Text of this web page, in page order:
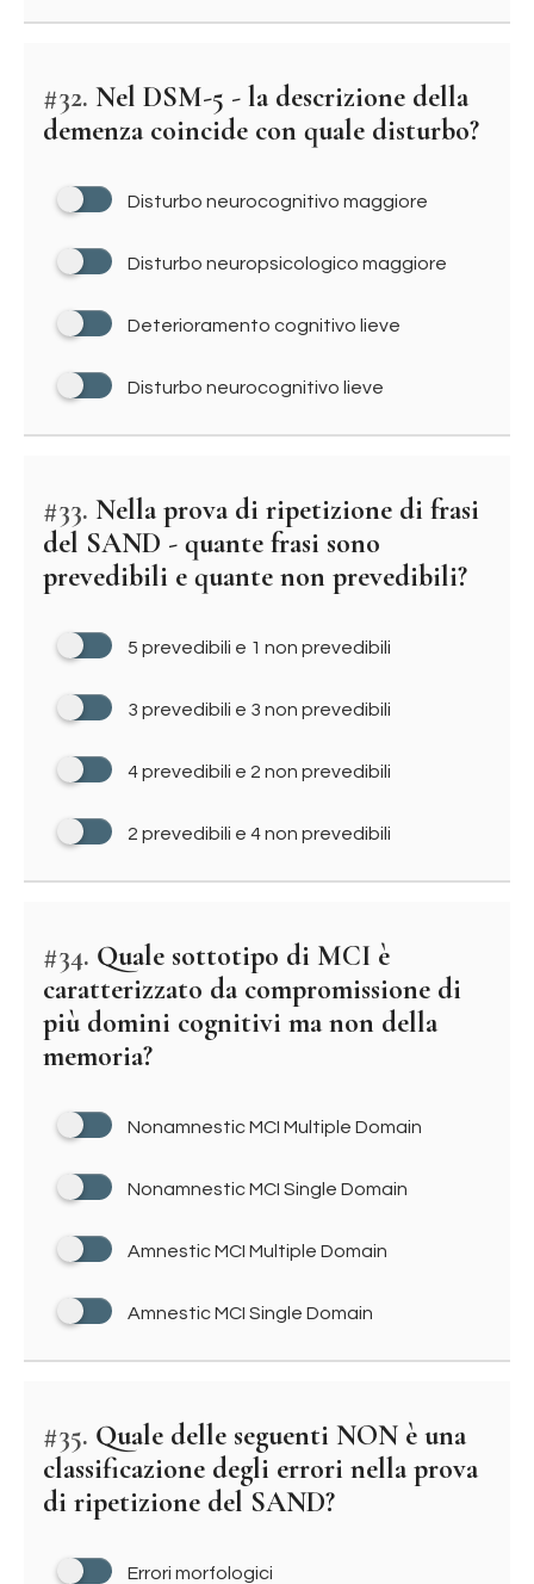
#32. Nel DSM-5 - la descrizione della
demenza coincide con quale disturbo?
Disturbo neurocognitivo maggiore
Disturbo neuropsicologico maggiore
Deterioramento cognitivo lieve
Disturbo neurocognitivo lieve
#33. Nella prova di ripetizione di frasi
del SAND - quante frasi sono
prevedibili e quante non prevedibili?
5 prevedibili e 1 non prevedibili
3 prevedibili e 3 non prevedibili
4 prevedibili e 2 non prevedibili
2 prevedibili e 4 non prevedibili
#34. Quale sottotipo di MCI è
caratterizzato da compromissione di
più domini cognitivi ma non della
memoria?
Nonamnestic MCI Multiple Domain
Nonamnestic MCI Single Domain
Amnestic MCI Multiple Domain
Amnestic MCI Single Domain
#35. Quale delle seguenti NON è una
classificazione degli errori nella prova
di ripetizione del SAND?
Errori morfologici